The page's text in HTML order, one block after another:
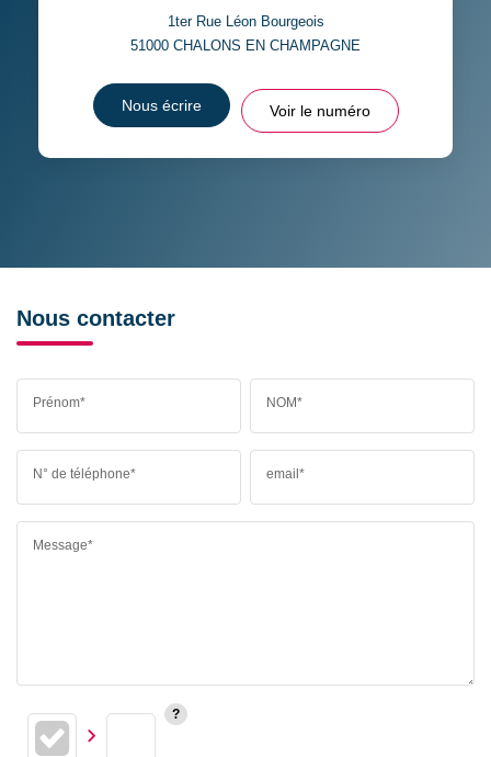
1ter Rue Léon Bourgeois
51000 CHALONS EN CHAMPAGNE
Nous écrire Voir le numéro
Nous contacter
Prénom* NOM*
N° de téléphone* email*
Message*